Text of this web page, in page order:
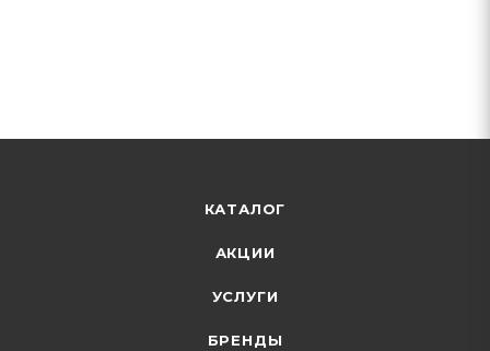
КАТАЛОГ
АКЦИИ
УСЛУГИ
БРЕНДЫ